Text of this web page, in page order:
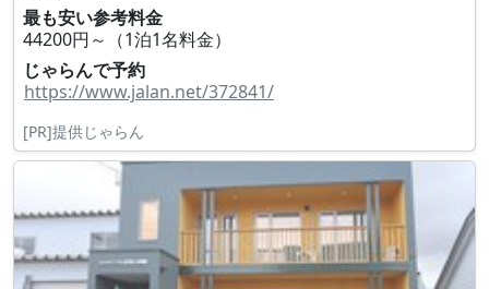
最も安い参考料金
44200円～（1泊1名料金）
じゃらんで予約
https://www.jalan.net/372841/
[PR]提供じゃらん